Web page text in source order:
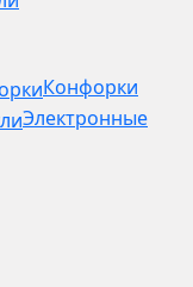
Конфорки
Электронные